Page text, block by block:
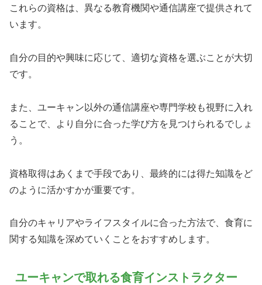
これらの資格は、異なる教育機関や通信講座で提供されて
います。
自分の目的や興味に応じて、適切な資格を選ぶことが大切
です。
また、ユーキャン以外の通信講座や専門学校も視野に入れ
ることで、より自分に合った学び方を見つけられるでしょ
う。
資格取得はあくまで手段であり、最終的には得た知識をど
のように活かすかが重要です。
自分のキャリアやライフスタイルに合った方法で、食育に
関する知識を深めていくことをおすすめします。
ユーキャンで取れる食育インストラクター